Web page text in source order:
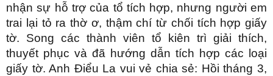
nhận sự hỗ trợ của tổ tích hợp, nhưng người em
trai lại tỏ ra thờ ơ, thậm chí từ chối tích hợp giấy
tờ. Song các thành viên tổ kiên trì giải thích,
thuyết phục và đã hướng dẫn tích hợp các loại
giấy tờ. Anh Điểu La vui vẻ chia sẻ: Hồi tháng 3,